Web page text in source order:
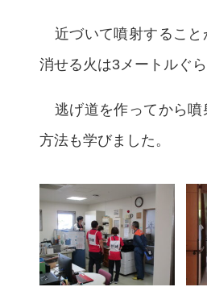
近づいて噴射すること
消せる火は3メートルぐ
逃げ道を作ってから噴
方法も学びました。